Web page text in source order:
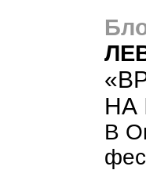
НА
В